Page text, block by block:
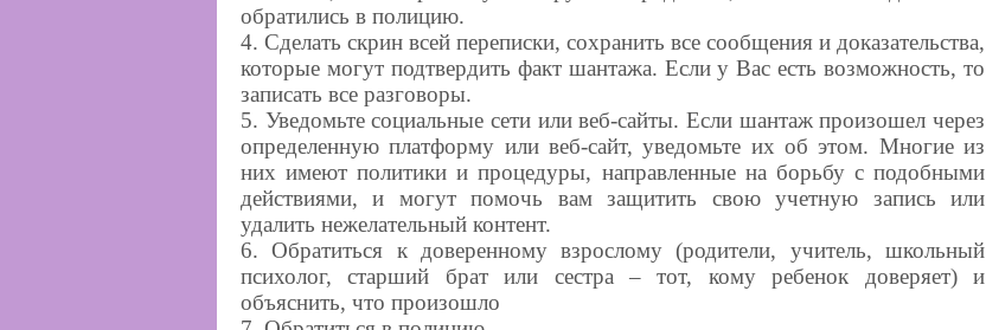
обратились в полицию.
4. Сделать скрин всей переписки, сохранить все сообщения и доказательства,
которые могут подтвердить факт шантажа. Если у Вас есть возможность, то
записать все разговоры.
5. Уведомьте социальные сети или веб-сайты. Если шантаж произошел через
определенную платформу или веб-сайт, уведомьте их об этом. Многие из
них имеют политики и процедуры, направленные на борьбу с подобными
действиями, и могут помочь вам защитить свою учетную запись или
удалить нежелательный контент.
6. Обратиться к доверенному взрослому (родители, учитель, школьный
психолог, старший брат или сестра – тот, кому ребенок доверяет) и
объяснить, что произошло